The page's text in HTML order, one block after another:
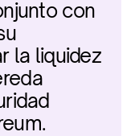
con
la liquidez